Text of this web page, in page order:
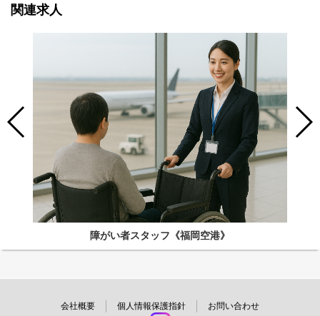
関連求人
障がい者スタッフ《福岡空港》
会社概要 個人情報保護指針 お問い合わせ